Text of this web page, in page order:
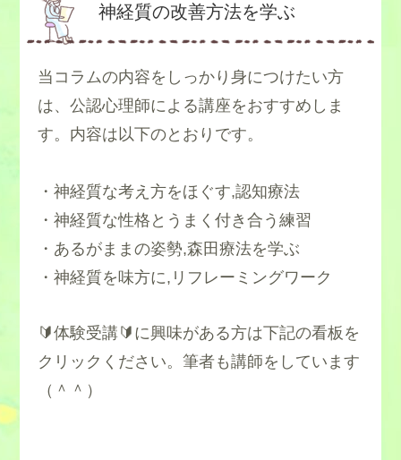
神経質の改善方法を学ぶ
当コラムの内容をしっかり身につけたい方
は、公認心理師による講座をおすすめしま
す。内容は以下のとおりです。
・神経質な考え方をほぐす,認知療法
・神経質な性格とうまく付き合う練習
・あるがままの姿勢,森田療法を学ぶ
・神経質を味方に,リフレーミングワーク
🔰体験受講🔰に興味がある方は下記の看板を
クリックください。筆者も講師をしています
（＾＾）